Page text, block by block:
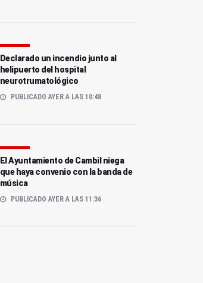
Declarado un incendio junto al
helipuerto del hospital
neurotrumatológico
PUBLICADO AYER A LAS 10:48
El Ayuntamiento de Cambil niega
que haya convenio con la banda de
música
PUBLICADO AYER A LAS 11:36